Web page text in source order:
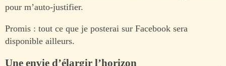
pour m’auto-justifier.
Promis : tout ce que je posterai sur Facebook sera
disponible ailleurs.
Une envie d’élargir l’horizon